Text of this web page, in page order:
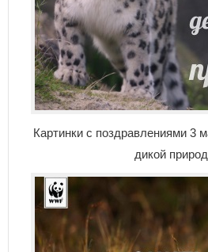
Картинки с поздравлениями 3
дикой